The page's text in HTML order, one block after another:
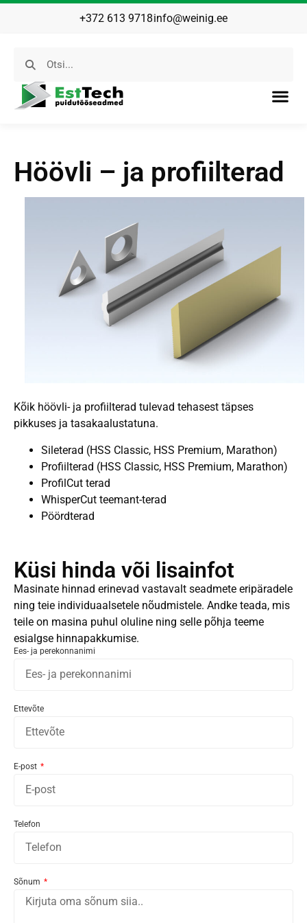
+372 613 9718info@weinig.ee
Höövli – ja profiilterad
Kõik höövli- ja profiilterad tulevad tehasest täpses
pikkuses ja tasakaalustatuna.
Sileterad (HSS Classic, HSS Premium, Marathon)
Profiilterad (HSS Classic, HSS Premium, Marathon)
ProfilCut terad
WhisperCut teemant-terad
Pöördterad
Küsi hinda või lisainfot
Masinate hinnad erinevad vastavalt seadmete eripäradele
ning teie individuaalsetele nõudmistele. Andke teada, mis
teile on masina puhul oluline ning selle põhja teeme
esialgse hinnapakkumise.
Ees- ja perekonnanimi
Ettevõte
E-post
Telefon
Sõnum